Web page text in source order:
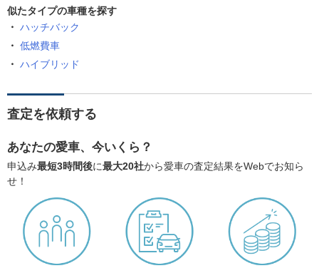
似たタイプの車種を探す
ハッチバック
低燃費車
ハイブリッド
査定を依頼する
あなたの愛車、今いくら？
申込み最短3時間後に最大20社から愛車の査定結果をWebでお知ら
せ！